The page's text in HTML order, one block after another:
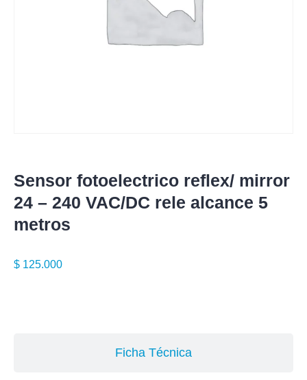
Sensor fotoelectrico reflex/ mirror
24 – 240 VAC/DC rele alcance 5
metros
$ 125.000
Ficha Técnica